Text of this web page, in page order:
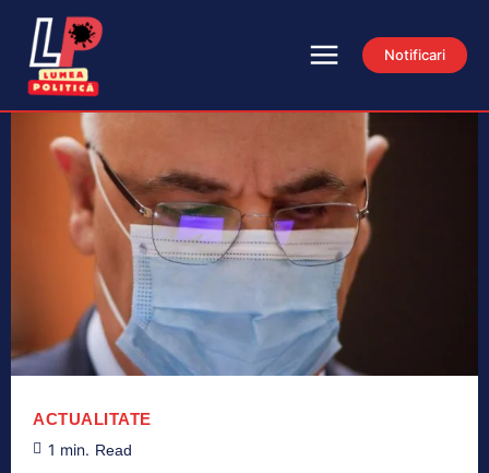
Notificari
ACTUALITATE
1 min. Read